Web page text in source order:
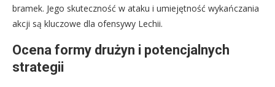
bramek. Jego skuteczność w ataku i umiejętność wykańczania
akcji są kluczowe dla ofensywy Lechii.
Ocena formy drużyn i potencjalnych
strategii